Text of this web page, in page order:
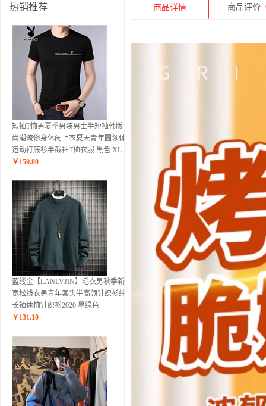
热销推荐
短袖T恤男夏季男装男士半短袖韩版时
尚潮流修身休闲上衣夏天青年圆领体恤
运动打底衫半截袖T桖衣服 黑色 XL
￥ 159.80
蓝缕金【LANLVJIN】毛衣男秋季新品
宽松线衣男青年套头半高领针织衫纯色
长袖体恤针织衫2020 墨绿色
￥ 131.10
商品详情 商品评价